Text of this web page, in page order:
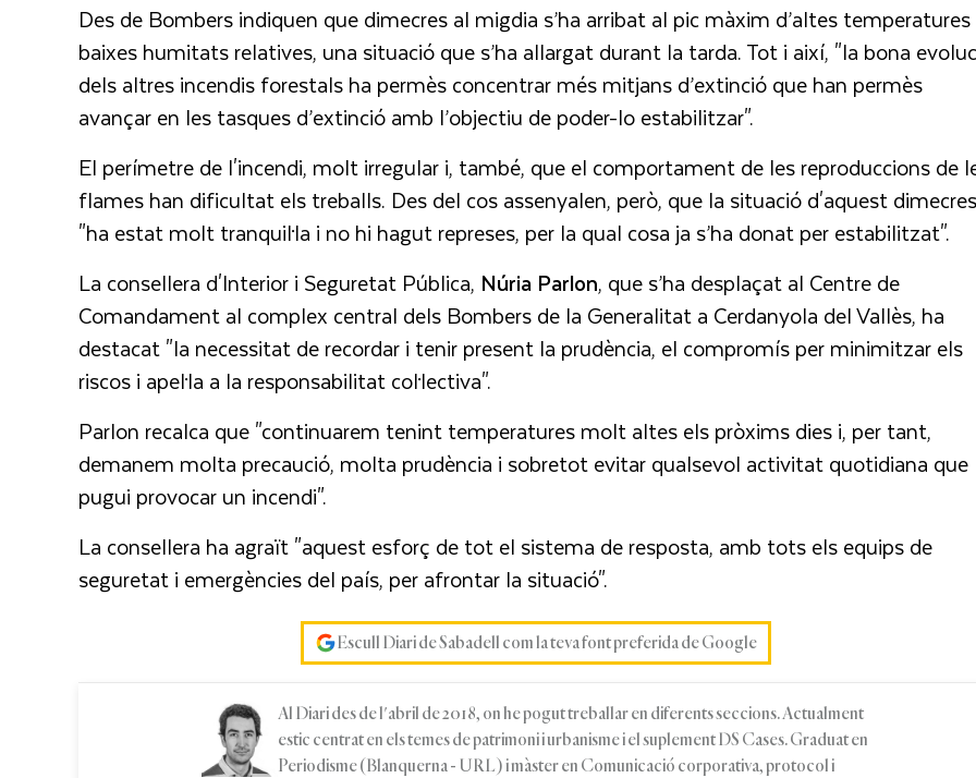
Des de Bombers indiquen que dimecres al migdia s’ha arribat al pic màxim d’altes temperatures
baixes humitats relatives, una situació que s’ha allargat durant la tarda. Tot i així, "la bona
dels altres incendis forestals ha permès concentrar més mitjans d’extinció que han permès
avançar en les tasques d’extinció amb l’objectiu de poder-lo estabilitzar".
El perímetre de l'incendi, molt irregular i, també, que el comportament de les reproduccions de
flames han dificultat els treballs. Des del cos assenyalen, però, que la situació d'aquest dimecres
"ha estat molt tranquil·la i no hi hagut represes, per la qual cosa ja s’ha donat per estabilitzat".
La consellera d'Interior i Seguretat Pública, Núria Parlon, que s’ha desplaçat al Centre de
Comandament al complex central dels Bombers de la Generalitat a Cerdanyola del Vallès, ha
destacat "la necessitat de recordar i tenir present la prudència, el compromís per minimitzar els
riscos i apel·la a la responsabilitat col·lectiva".
Parlon recalca que "continuarem tenint temperatures molt altes els pròxims dies i, per tant,
demanem molta precaució, molta prudència i sobretot evitar qualsevol activitat quotidiana que
pugui provocar un incendi".
La consellera ha agraït "aquest esforç de tot el sistema de resposta, amb tots els equips de
seguretat i emergències del país, per afrontar la situació".
Escull Diari de Sabadell com la teva font preferida de Google
Al Diari des de l'abril de 2018, on he pogut treballar en diferents seccions. Actualment
estic centrat en els temes de patrimoni i urbanisme i el suplement DS Cases. Graduat en
Periodisme (Blanquerna - URL) i màster en Comunicació corporativa, protocol i